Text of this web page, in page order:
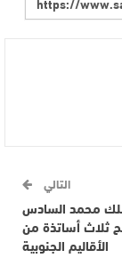
التالي
محمد السادس
ثلاث أساتذة من
الأقاليم الجنوبية